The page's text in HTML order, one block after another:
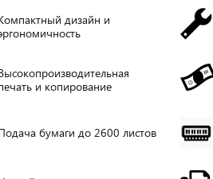
дизайн и
и копирование
бумаги до 2600 листов